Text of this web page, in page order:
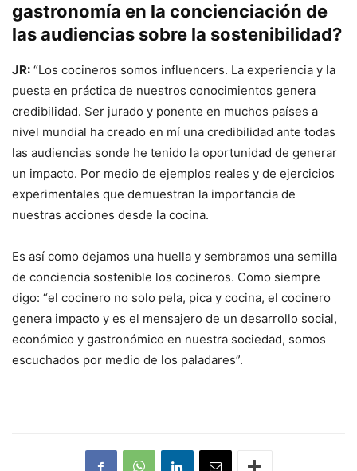
gastronomía en la concienciación de
las audiencias sobre la sostenibilidad?
JR: “Los cocineros somos influencers. La experiencia y la
puesta en práctica de nuestros conocimientos genera
credibilidad. Ser jurado y ponente en muchos países a
nivel mundial ha creado en mí una credibilidad ante todas
las audiencias sonde he tenido la oportunidad de generar
un impacto. Por medio de ejemplos reales y de ejercicios
experimentales que demuestran la importancia de
nuestras acciones desde la cocina.
Es así como dejamos una huella y sembramos una semilla
de conciencia sostenible los cocineros. Como siempre
digo: “el cocinero no solo pela, pica y cocina, el cocinero
genera impacto y es el mensajero de un desarrollo social,
económico y gastronómico en nuestra sociedad, somos
escuchados por medio de los paladares”.